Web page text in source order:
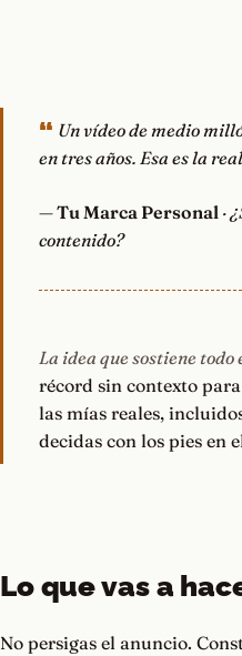
Un vídeo de medio
en tres años. Esa es la
—Tu Marca Personal ·
contenido?
La idea que sostiene todo
récord sin contexto
las mías reales,
decidas con los pies en
Lo que vas a
No persigas el anuncio.